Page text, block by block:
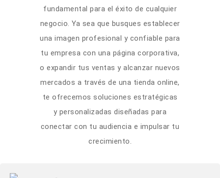
fundamental para el éxito de cualquier
negocio. Ya sea que busques establecer
una imagen profesional y confiable para
tu empresa con una página corporativa,
o expandir tus ventas y alcanzar nuevos
mercados a través de una tienda online,
te ofrecemos soluciones estratégicas
y personalizadas diseñadas para
conectar con tu audiencia e impulsar tu
crecimiento.